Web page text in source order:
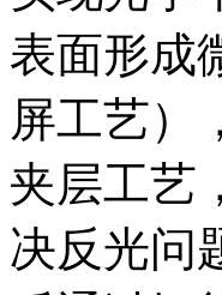
表面形成
屏工艺）
夹层工艺
决反光问